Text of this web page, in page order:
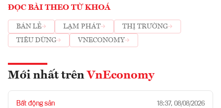
ĐỌC BÀI THEO TỪ KHOÁ
BÁN LẺ LẠM PHÁT
THỊ TRƯỜNG
TIÊU DÙNG
VNECONOMY
Mới nhất trên VnEconomy
Bất động sản 18:37, 08/08/2026